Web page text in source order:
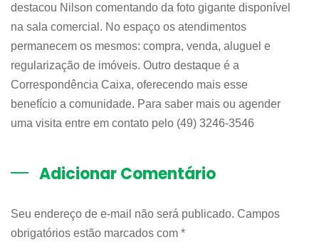
destacou Nilson comentando da foto gigante disponível
na sala comercial. No espaço os atendimentos
permanecem os mesmos: compra, venda, aluguel e
regularização de imóveis. Outro destaque é a
Correspondência Caixa, oferecendo mais esse
benefício a comunidade. Para saber mais ou agender
uma visita entre em contato pelo (49) 3246-3546
Adicionar Comentário
Seu endereço de e-mail não será publicado. Campos
obrigatórios estão marcados com *